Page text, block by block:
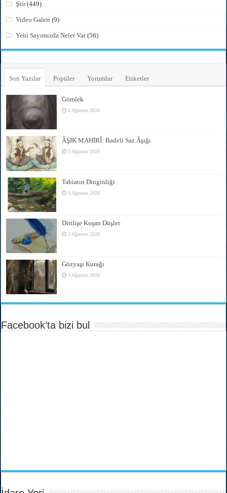
Şiir(449)
Video Galeri (9)
Yeni Sayımızda Neler Var(56)
Son Yazılar Popüler Yorumlar Etiketler
Gömlek
6 Ağustos 2026
ÂŞIK MAHİRÎ: Badeli Saz Âşığı
5 Ağustos 2026
Tabiatın Dinginliği
5 Ağustos 2026
Dirilişe Koşan Düşler
3 Ağustos 2026
Gözyaşı Kurağı
3 Ağustos 2026
Facebook’ta bizi bul